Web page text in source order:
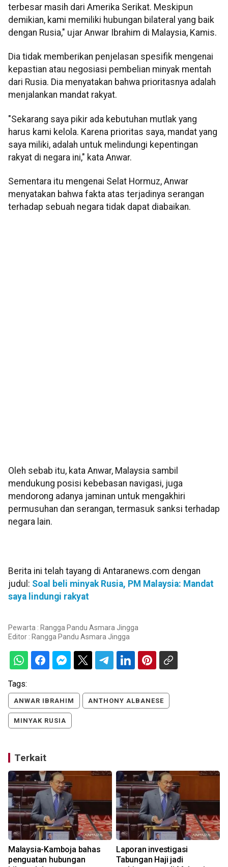
terbesar masih dari Amerika Serikat. Meskipun
demikian, kami memiliki hubungan bilateral yang baik
dengan Rusia," ujar Anwar Ibrahim di Malaysia, Kamis.
Dia tidak memberikan penjelasan spesifik mengenai
kepastian atau negosiasi pembelian minyak mentah
dari Rusia. Dia menyatakan bahwa prioritasnya adalah
menjalankan mandat rakyat.
"Sekarang saya pikir ada kebutuhan mutlak yang
harus kami kelola. Karena prioritas saya, mandat yang
saya miliki, adalah untuk melindungi kepentingan
rakyat di negara ini," kata Anwar.
Sementara itu mengenai Selat Hormuz, Anwar
menyatakan bahwa fakta atas terjadinya serangan
terhadap sebuah negara tidak dapat diabaikan.
Oleh sebab itu, kata Anwar, Malaysia sambil
mendukung posisi kebebasan navigasi, juga
mendorong adanya jaminan untuk mengakhiri
permusuhan dan serangan, termasuk sanksi terhadap
negara lain.
Berita ini telah tayang di Antaranews.com dengan
judul: Soal beli minyak Rusia, PM Malaysia: Mandat
saya lindungi rakyat
Pewarta : Rangga Pandu Asmara Jingga
Editor : Rangga Pandu Asmara Jingga
Tags:
ANWAR IBRAHIM ANTHONY ALBANESE
MINYAK RUSIA
Terkait
Malaysia-Kamboja bahas
penguatan hubungan
Laporan investigasi
Tabungan Haji jadi